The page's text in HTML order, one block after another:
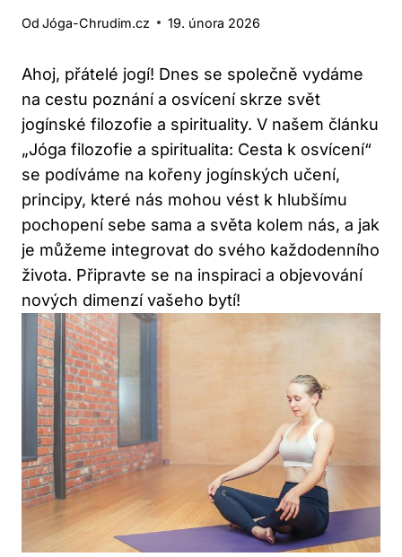
Od Jóga-Chrudim.cz 19. února 2026
Ahoj, přátelé jogí! Dnes se společně vydáme
na cestu poznání a osvícení skrze svět
jogínské filozofie a spirituality. V našem článku
„Jóga filozofie a spiritualita: Cesta k osvícení“
se podíváme na kořeny jogínských učení,
principy, které nás mohou vést k hlubšímu
pochopení sebe sama a světa kolem nás, a jak
je můžeme integrovat do svého každodenního
života. Připravte se na inspiraci a objevování
nových dimenzí vašeho bytí!